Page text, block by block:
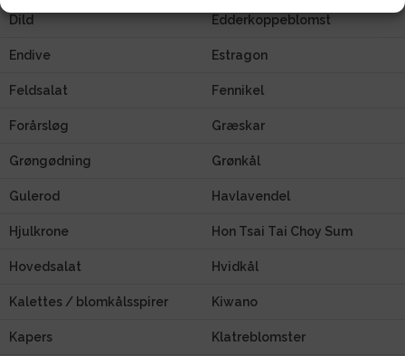
Dild Edderkoppeblomst
Endive Estragon
Feldsalat Fennikel
Forårsløg Græskar
Grøngødning Grønkål
Gulerod Havlavendel
Hjulkrone Hon Tsai Tai Choy Sum
Hovedsalat Hvidkål
Kalettes / blomkålsspirer Kiwano
Kapers Klatreblomster